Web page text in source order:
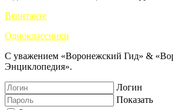
Вконтакте
Одноклассники
С уважением «Воронежский Гид» &
Энциклопедия».
Логин
Показать